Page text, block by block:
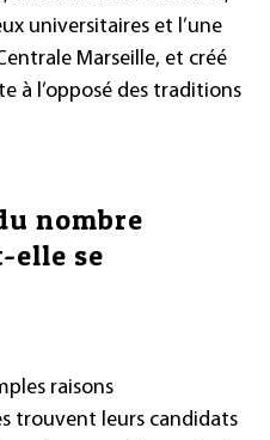
universitaires et l’une
Marseille, et créé
à l’opposé des traditions
nombre
elle se
raisons
trouvent leurs candidats